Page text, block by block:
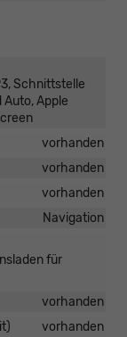
Schnittstelle
Auto, Apple
vorhanden
vorhanden
vorhanden
Navigation
für
vorhanden
vorhanden